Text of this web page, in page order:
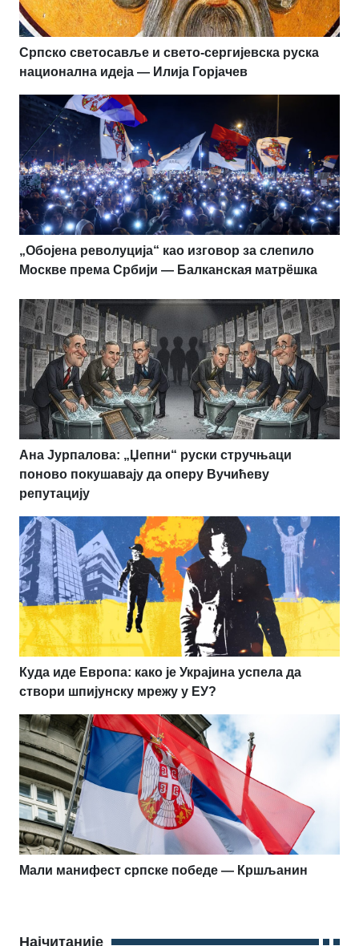
Српско светосавље и свето-сергијевска руска
национална идеја — Илија Горјачев
„Обојена револуција“ као изговор за слепило
Москве према Србији — Балканская матрёшка
Ана Јурпалова: „Џепни“ руски стручњаци
поново покушавају да оперу Вучићеву
репутацију
Куда иде Европа: како је Украјина успела да
створи шпијунску мрежу у ЕУ?
Мали манифест српске победе — Кршљанин
Најчитаније